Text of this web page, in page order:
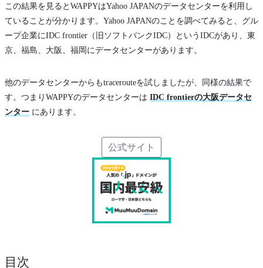
この結果を見るとWAPPYはYahoo JAPANのデータセンターを利用し
ていることが分かります。Yahoo JAPANのことを調べてみると、グル
ープ企業にIDC frontier（旧ソフトバンクIDC）というIDCがあり、東
京、福島、大阪、福岡にデータセンターがあります。
他のデータセンターからもtracerouteを試しましたが、同様の結果で
す。つまりWAPPYのデータセンターは IDC frontierの大阪データセ
ンターにあります。
公式サイト
目次